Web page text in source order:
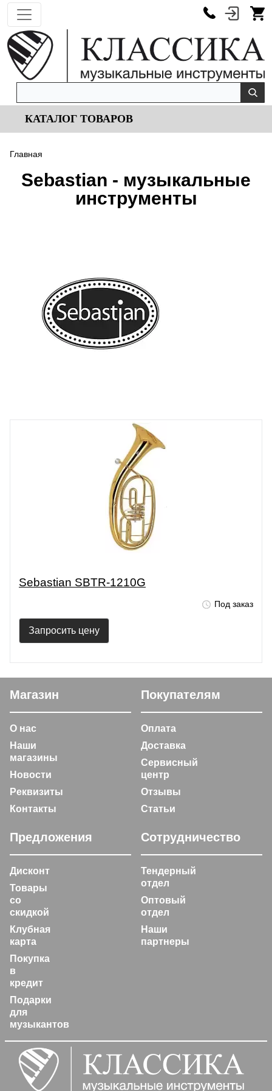
КАТАЛОГ ТОВАРОВ
Главная
Sebastian - музыкальные
инструменты
Sebastian SBTR-1210G
Под заказ
Запросить цену
Магазин
О нас
Наши
магазины
Новости
Реквизиты
Контакты
Покупателям
Оплата
Доставка
Сервисный
центр
Отзывы
Статьи
Предложения
Дисконт
Товары
со
скидкой
Клубная
карта
Покупка
в
кредит
Подарки
для
музыкантов
Сотрудничество
Тендерный
отдел
Оптовый
отдел
Наши
партнеры